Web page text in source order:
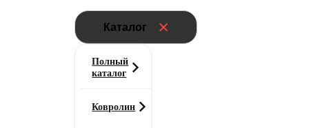
Каталог
Полный
каталог
Ковролин